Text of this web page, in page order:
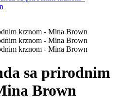
sa prirodnim
Brown